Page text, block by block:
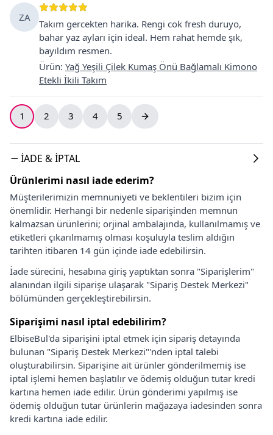
ZA
Takım gercekten harika. Rengi cok fresh duruyo,
bahar yaz ayları için ideal. Hem rahat hemde şık,
bayıldım resmen.
Ürün: Yağ Yeşili Çilek Kumaş Önü Bağlamalı Kimono
Etekli İkili Takım
1 2 3 4 5
İADE & İPTAL
Ürünlerimi nasıl iade ederim?
Müşterilerimizin memnuniyeti ve beklentileri bizim için
önemlidir. Herhangi bir nedenle siparişinden memnun
kalmazsan ürünlerini; orjinal ambalajında, kullanılmamış ve
etiketleri çıkarılmamış olması koşuluyla teslim aldığın
tarihten itibaren 14 gün içinde iade edebilirsin.
İade sürecini, hesabına giriş yaptıktan sonra "Siparişlerim"
alanından ilgili siparişe ulaşarak "Sipariş Destek Merkezi"
bölümünden gerçekleştirebilirsin.
Siparişimi nasıl iptal edebilirim?
ElbiseBul'da siparişini iptal etmek için sipariş detayında
bulunan "Sipariş Destek Merkezi"'nden iptal talebi
oluşturabilirsin. Siparişine ait ürünler gönderilmemiş ise
iptal işlemi hemen başlatılır ve ödemiş olduğun tutar kredi
kartına hemen iade edilir. Ürün gönderimi yapılmış ise
ödemiş olduğun tutar ürünlerin mağazaya iadesinden sonra
kredi kartına iade edilir.